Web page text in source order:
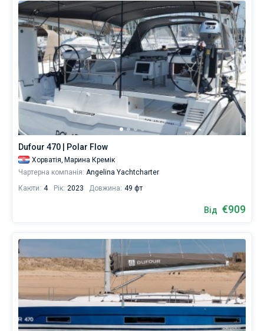
Dufour 470 | Polar Flow
Хорватія, Марина Кремік
Чартерна компанія: Angelina Yachtcharter
Каюти: 4 Рік: 2023 Довжина: 49 фт
Від €909